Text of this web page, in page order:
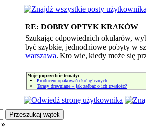
RE: DOBRY OPTYK KRAKÓW
Szukając odpowiednich okularów,
być szybkie, jednodniowe pobyty w
warszawa. Kto wie, kiedy może się
Moje poprzednie tematy:
Producent opakowań ekologicznych
Tarasy drewniane – jak zadbać o ich trwałość?
»